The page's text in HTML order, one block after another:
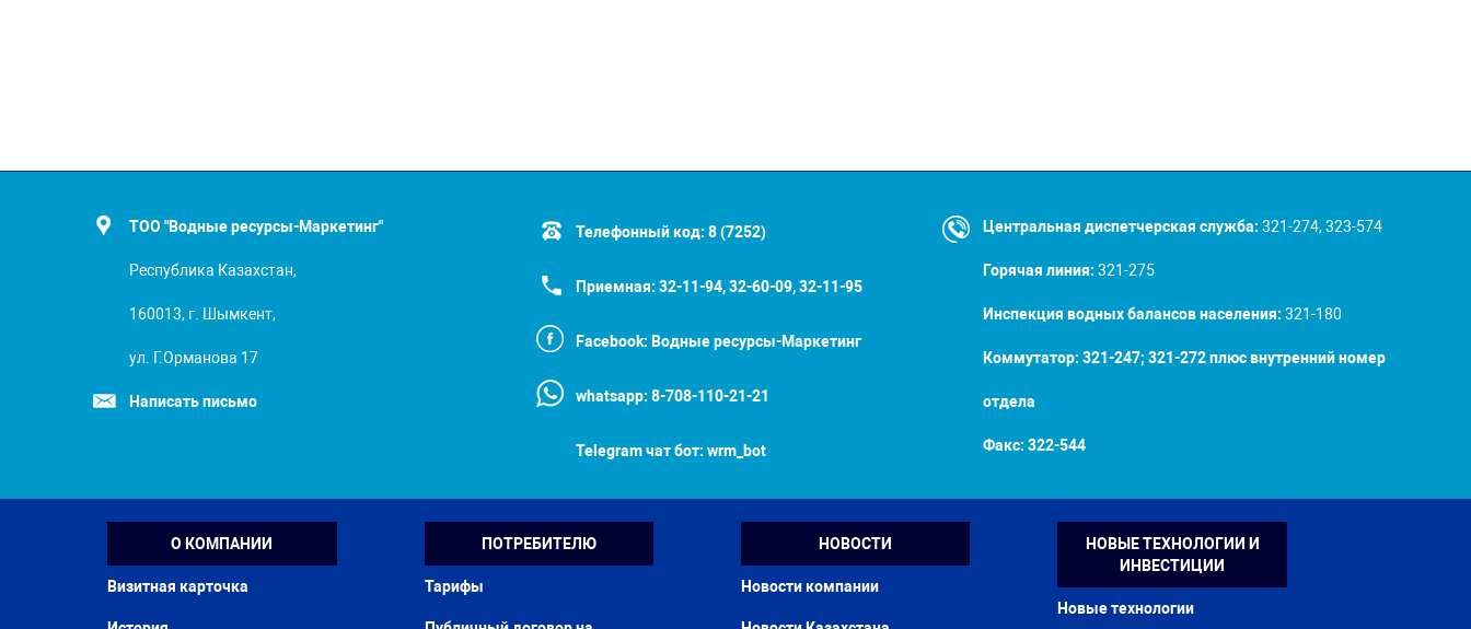
ТОО "Водные ресурсы-Маркетинг"
Республика Казахстан,
160013, г. Шымкент,
ул. Г.Орманова 17
Написать письмо
Центральная диспетчерская служба: 321-274, 323-574
Горячая линия: 321-275
Инспекция водных балансов населения: 321-180
Коммутатор: 321-247; 321-272 плюс внутренний номер
отдела
Факс: 322-544
Телефонный код: 8 (7252)
Приемная: 32-11-94, 32-60-09, 32-11-95
Facebook: Водные ресурсы-Маркетинг
whatsapp: 8-708-110-21-21
Telegram чат бот: wrm_bot
О КОМПАНИИ
Визитная карточка
ПОТРЕБИТЕЛЮ
Тарифы
НОВОСТИ
Новости компании
НОВЫЕ ТЕХНОЛОГИИ И
ИНВЕСТИЦИИ
Новые технологии